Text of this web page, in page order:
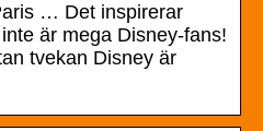
… Det inspirerar
är mega Disney-fans!
tvekan Disney är